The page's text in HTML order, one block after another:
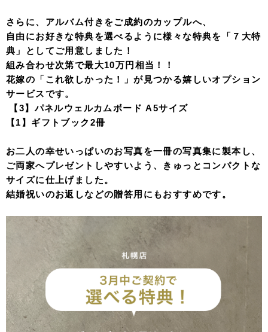
さらに、アルバム付きをご成約のカップルへ、
自由にお好きな特典を選べるように様々な特典を「７大特
典」としてご用意しました！
組み合わせ次第で最大10万円相当！！
花嫁の「これ欲しかった！」が見つかる嬉しいオプション
サービスです。
【1】ギフトブック2冊
お二人の幸せいっぱいのお写真を一冊の写真集に製本し、
ご両家へプレゼントしやすいよう、きゅっとコンパクトな
サイズに仕上げました。
結婚祝いのお返しなどの贈答用にもおすすめです。
【3】パネルウェルカムボード A5サイズ